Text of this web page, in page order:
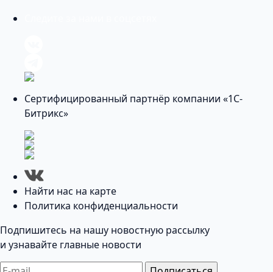
Сертифицированный партнёр компании «1С-
Битрикс»
Найти нас на карте
Политика конфиденциальности
Подпишитесь на нашу новостную рассылку
и узнавайте главные новости